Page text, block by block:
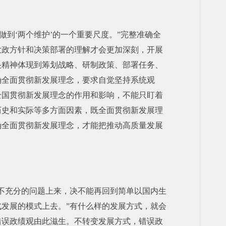
到‘两个维护’的一个重要尺度。”完整准确全
方针和决策部署的理解才会更加深刻，开展
神体现到筹划战略、研制政策、部署任务、
面贯彻新发展理念，要求自觉坚持系统观
贯彻新发展理念的作用和影响，不能只盯着
和实际等多方面因素，既全面贯彻新发展理
面贯彻新发展理念，才能把推动高质量发展
分的问题上来，决不能再回到简单以国内生
展的模式上去。”有什么样的发展方式，就会
政绩观由此滋生。不转变发展方式，错误政